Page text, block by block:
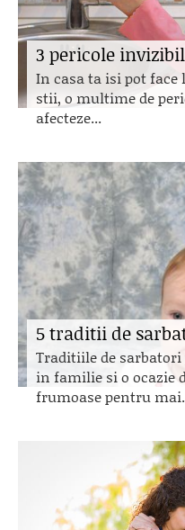
3 pericole
In casa ta isi pot face
stii, o multime de
afecteze...
5 traditii de
Traditiile de
in familie si o ocazie
frumoase pentru